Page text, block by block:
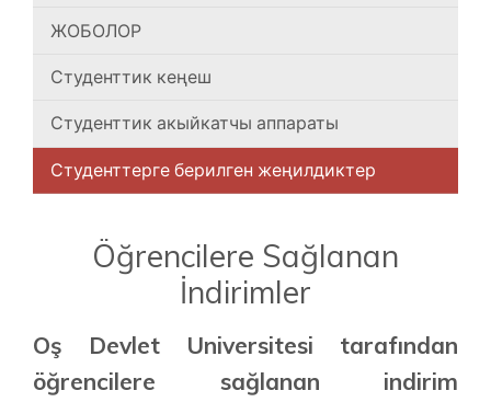
ЖОБОЛОР
Студенттик кеңеш
Студенттик акыйкатчы аппараты
Студенттерге берилген жеңилдиктер
Öğrencilere Sağlanan
İndirimler
Oş Devlet Üniversitesi tarafından
öğrencilere sağlanan indirim